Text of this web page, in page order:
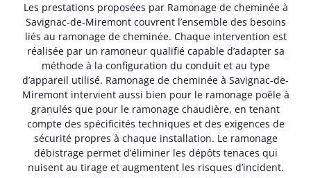
Les prestations proposées par Ramonage de cheminée à
Savignac-de-Miremont couvrent l’ensemble des besoins
liés au ramonage de cheminée. Chaque intervention est
réalisée par un ramoneur qualifié capable d’adapter sa
méthode à la configuration du conduit et au type
d’appareil utilisé. Ramonage de cheminée à Savignac-de-
Miremont intervient aussi bien pour le ramonage poêle à
granulés que pour le ramonage chaudière, en tenant
compte des spécificités techniques et des exigences de
sécurité propres à chaque installation. Le ramonage
débistrage permet d’éliminer les dépôts tenaces qui
nuisent au tirage et augmentent les risques d’incident.